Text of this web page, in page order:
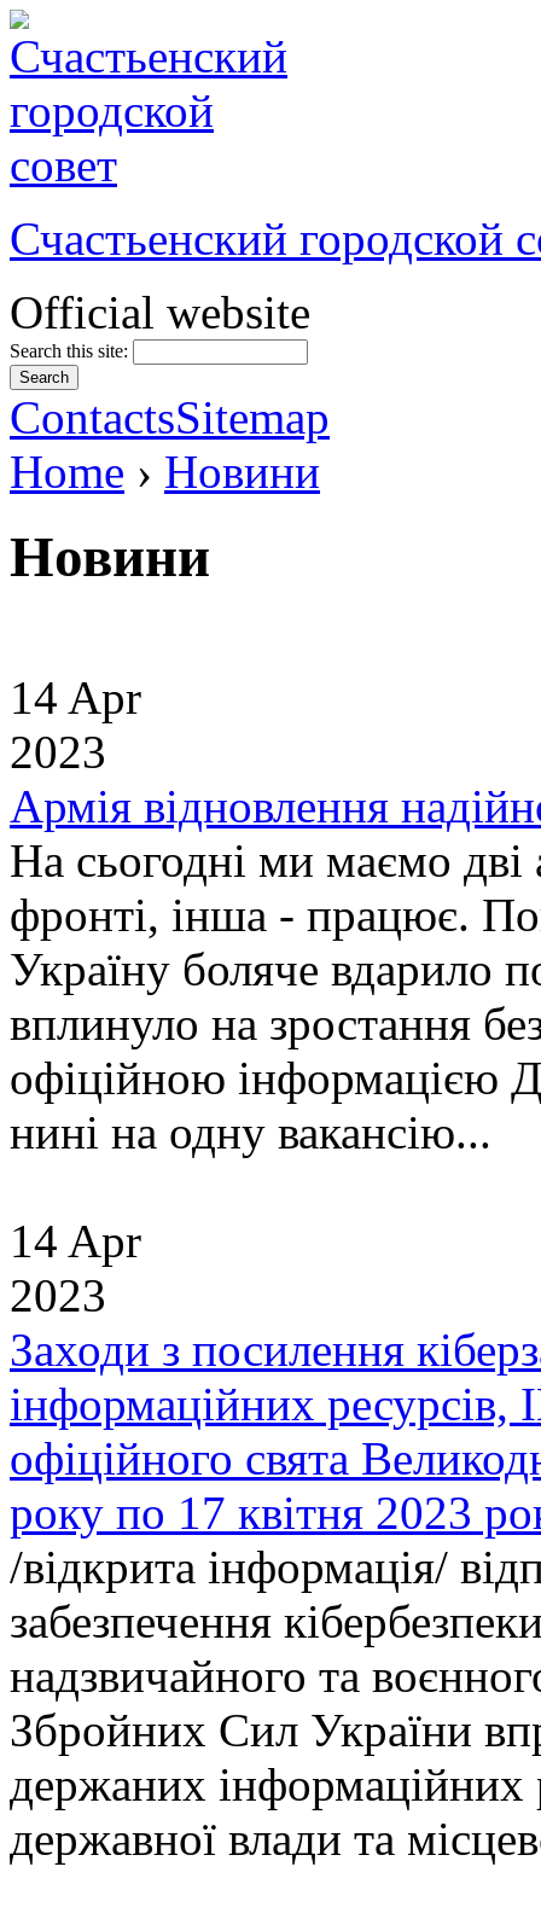
Счастьенский городской
Official website
Search this site:
ContactsSitemap
Home › Новини
Новини
14 Apr
2023
Армія відновлення
На сьогодні ми маємо дві
фронті, інша - працює.
Україну боляче вдарило
вплинуло на зростання
офіційною інформацією
нині на одну вакансію...
14 Apr
2023
Заходи з посилення
інформаційних ресурсів,
офіційного свята
року по 17 квітня 2023
/відкрита інформація/
забезпечення
надзвичайного та
Збройних Сил України
держаних інформаційних
державної влади та